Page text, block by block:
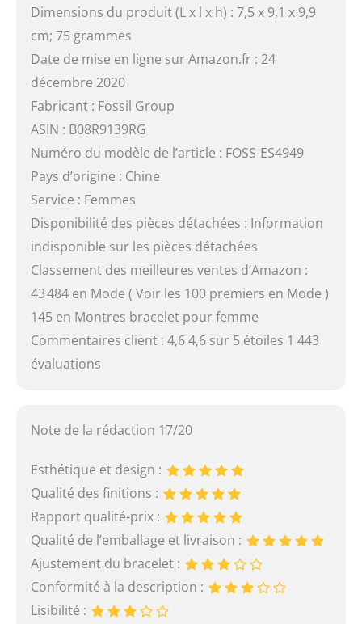
Dimensions du produit (L x l x h) : 7,5 x 9,1 x 9,9
cm; 75 grammes
Date de mise en ligne sur Amazon.fr : 24
décembre 2020
Fabricant : Fossil Group
ASIN : B08R9139RG
Numéro du modèle de l’article : FOSS-ES4949
Pays d’origine : Chine
Service : Femmes
Disponibilité des pièces détachées : Information
indisponible sur les pièces détachées
Classement des meilleures ventes d’Amazon :
43 484 en Mode ( Voir les 100 premiers en Mode )
145 en Montres bracelet pour femme
Commentaires client : 4,6 4,6 sur 5 étoiles 1 443
évaluations
Note de la rédaction 17/20
Esthétique et design :
Qualité des finitions :
Rapport qualité-prix :
Qualité de l’emballage et livraison :
Ajustement du bracelet :
Conformité à la description :
Lisibilité :